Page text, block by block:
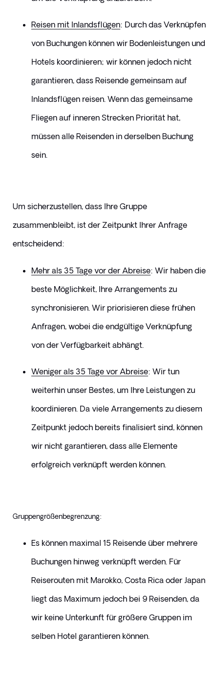
Reisen mit Inlandsflügen: Durch das Verknüpfen
von Buchungen können wir Bodenleistungen und
Hotels koordinieren; wir können jedoch nicht
garantieren, dass Reisende gemeinsam auf
Inlandsflügen reisen. Wenn das gemeinsame
Fliegen auf inneren Strecken Priorität hat,
müssen alle Reisenden in derselben Buchung
sein.
Um sicherzustellen, dass Ihre Gruppe
zusammenbleibt, ist der Zeitpunkt Ihrer Anfrage
entscheidend:
Mehr als 35 Tage vor der Abreise: Wir haben die
beste Möglichkeit, Ihre Arrangements zu
synchronisieren. Wir priorisieren diese frühen
Anfragen, wobei die endgültige Verknüpfung
von der Verfügbarkeit abhängt.
Weniger als 35 Tage vor Abreise: Wir tun
weiterhin unser Bestes, um Ihre Leistungen zu
koordinieren. Da viele Arrangements zu diesem
Zeitpunkt jedoch bereits finalisiert sind, können
wir nicht garantieren, dass alle Elemente
erfolgreich verknüpft werden können.
Gruppengrößenbegrenzung:
Es können maximal 15 Reisende über mehrere
Buchungen hinweg verknüpft werden. Für
Reiserouten mit Marokko, Costa Rica oder Japan
liegt das Maximum jedoch bei 9 Reisenden, da
wir keine Unterkunft für größere Gruppen im
selben Hotel garantieren können.